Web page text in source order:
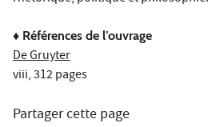
♦ Références de l’ouvrage
De Gruyter
viii, 312 pages
Partager cette page